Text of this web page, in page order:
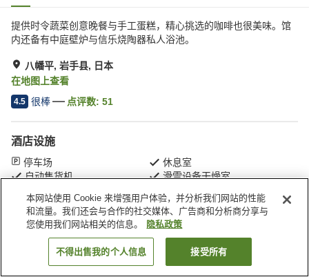
提供时令蔬菜创意晚餐与手工蛋糕，精心挑选的咖啡也很美味。馆
内还备有中庭壁炉与信乐烧陶器私人浴池。
八幡平, 岩手县, 日本
在地图上查看
4.5 很棒 点评数: 51
酒店设施
停车场
休息室
自动售货机
滑雪设备干燥室
首页 日本 岩手县 八幡平 安比高原阿桑吉食宿旅馆
搜索客房
本网站使用 Cookie 来增强用户体验，并分析我们网站的性能
和流量。我们还会与合作的社交媒体、广告商和分析商分享与
您使用我们网站相关的信息。
隐私政策
不得出售我的个人信息 接受所有